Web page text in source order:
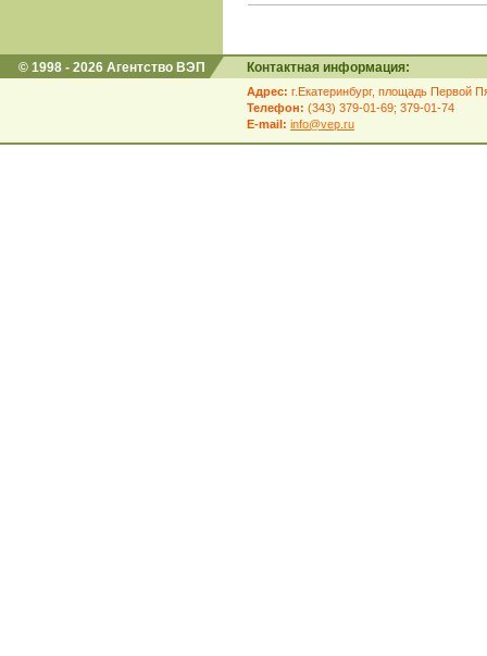
© 1998 - 2026 Агентство ВЭП Контактная информация:
Адрес: г.Екатеринбург, площадь Первой
Телефон: (343) 379-01-69; 379-01-74
E-mail: info@vep.ru